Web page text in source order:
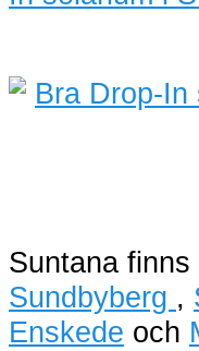
Suntana finns
Sundbyberg ,
Enskede och